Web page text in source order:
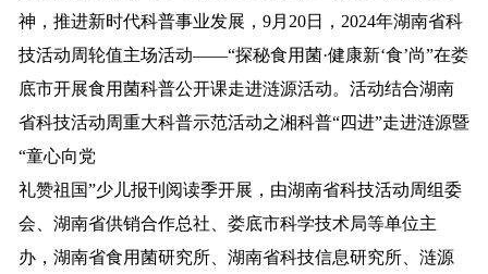
神，推进新时代科普事业发展，9月20日，2024年湖南省科
技活动周轮值主场活动——“探秘食用菌·健康新‘食’尚”在娄
底市开展食用菌科普公开课走进涟源活动。活动结合湖南
省科技活动周重大科普示范活动之湘科普“四进”走进涟源暨
“童心向党
礼赞祖国”少儿报刊阅读季开展，由湖南省科技活动周组委
会、湖南省供销合作总社、娄底市科学技术局等单位主
办，湖南省食用菌研究所、湖南省科技信息研究所、涟源